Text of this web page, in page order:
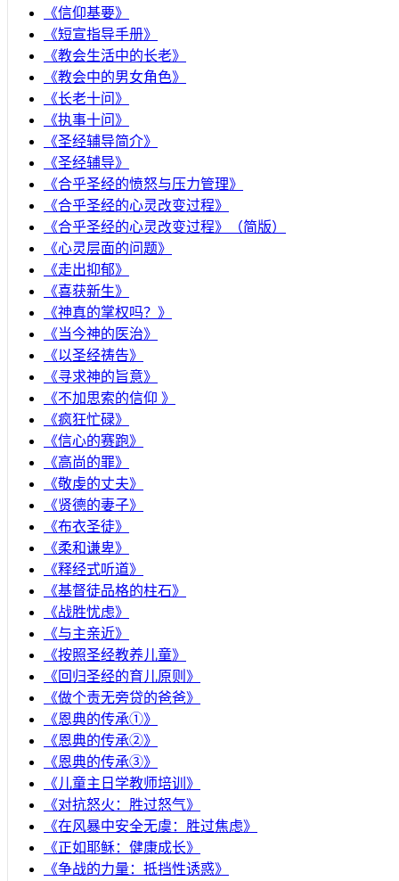
《信仰基要》
《短宣指导手册》
《教会生活中的长老》
《教会中的男女角色》
《长老十问》
《执事十问》
《圣经辅导简介》
《圣经辅导》
​《合乎圣经的愤怒与压力管理》
《合乎圣经的心灵改变过程》
《合乎圣经的心灵改变过程》（简版）
《心灵层面的问题》
《走出抑郁》
《喜获新生》
《神真的掌权吗？》
《当今神的医治》
《以圣经祷告》
《寻求神的旨意》
《不加思索的信仰 》
《疯狂忙碌》
《信心的赛跑》
《高尚的罪》
《敬虔的丈夫》
《贤德的妻子》
《布衣圣徒》
《柔和谦卑》
《释经式听道》
《基督徒品格的柱石》
《战胜忧虑》
《与主亲近》
《按照圣经教养儿童》
《回归圣经的育儿原则》
《做个责无旁贷的爸爸》
《恩典的传承①》
《恩典的传承②》
《恩典的传承③》
《儿童主日学教师培训》
《对抗怒火：胜过怒气》
《在风暴中安全无虞：胜过焦虑》
《正如耶稣：健康成长》
《争战的力量：抵挡性诱惑》